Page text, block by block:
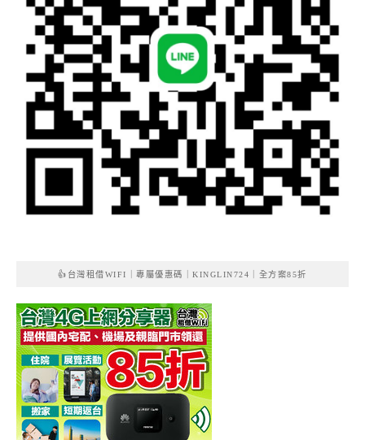
👍台灣租借WIFI｜專屬優惠碼｜KINGLIN724｜全方案85折